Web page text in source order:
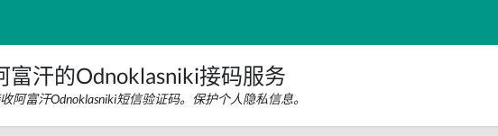
富汗的Odnoklasniki接码服务
阿富汗Odnoklasniki短信验证码。保护个人隐私信息。